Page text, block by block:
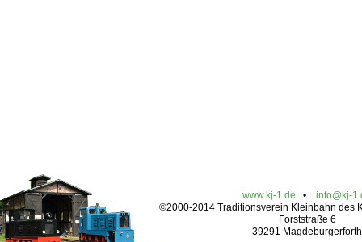
www.kj-1.de • info@kj-
©2000-2014 Traditionsverein Kleinbahn des
Forststraße 6
39291 Magdeburgerforth